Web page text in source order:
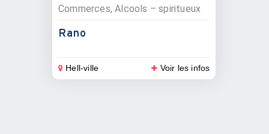
Commerces, Alcools – spiritueux
Rano
Hell-ville Voir les infos